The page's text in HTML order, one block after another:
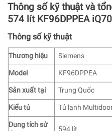
Thông số kỹ thuật và
574 lít KF96DPPEA
Thông số kỹ thuật
Thương hiệu
Siemens
Model
KF96DPPEA
Sản xuất tại
Trung Quốc
Kiểu tủ
Tủ lạnh
Dung tích sử
594 lít